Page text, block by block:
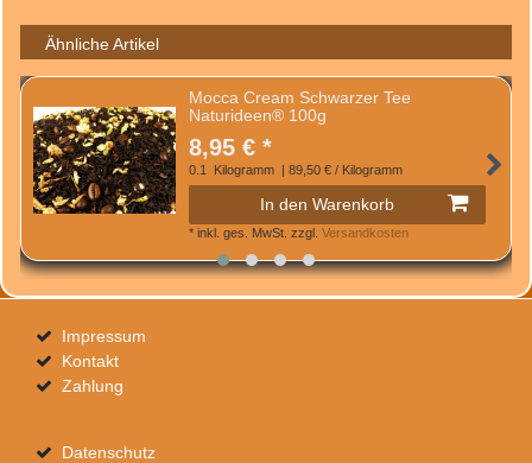
Ähnliche Artikel
Mocca Cream Schwarzer Tee
Naturideen® 100g
8,95 € *
0.1 Kilogramm | 89,50 € / Kilogramm
In den Warenkorb
* inkl. ges. MwSt. zzgl. Versandkosten
Impressum
Kontakt
Zahlung
Datenschutz